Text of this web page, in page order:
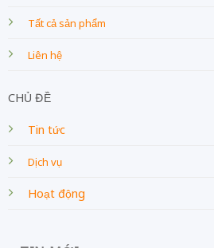
Tất cả sản phẩm
Liên hệ
CHỦ ĐỀ
Tin tức
Dịch vụ
Hoạt động